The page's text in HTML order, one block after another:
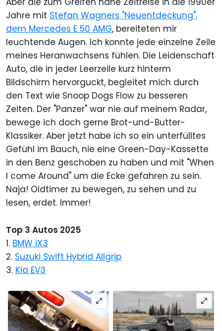
Jahre mit Stefan Wagners "Neuentdeckung",
dem Mercedes E 50 AMG, bereiteten mir
leuchtende Augen. Ich konnte jede einzelne Zeile
meines Heranwachsens fühlen. Die Leidenschaft
Auto, die in jeder Leerzeile kurz hinterm
Bildschirm hervorguckt, begleitet mich durch
den Text wie Snoop Dogs Flow zu besseren
Zeiten. Der "Panzer" war nie auf meinem Radar,
bewege ich doch gerne Brot-und-Butter-
Klassiker. Aber jetzt habe ich so ein unterfülltes
Gefühl im Bauch, nie eine Green-Day-Kassette
in den Benz geschoben zu haben und mit "When
I come Around" um die Ecke gefahren zu sein.
Naja! Oldtimer zu bewegen, zu sehen und zu
lesen, erdet. Immer!
Top 3 Autos 2025
1. BMW iX3
2. Suzuki Swift Hybrid Allgrip
3. Kia EV3